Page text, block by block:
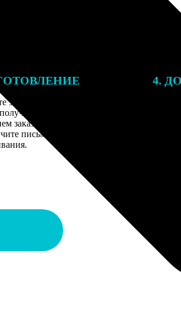
заказ банковской картой. После
подтверждение на email с
заказа. Когда отправим заказ
письмо с трек-номером для
4.
его в